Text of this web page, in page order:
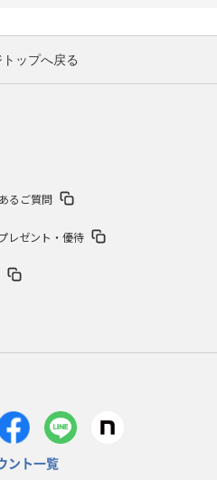
ップへ戻る
るご質問
レゼント・優待
ント一覧